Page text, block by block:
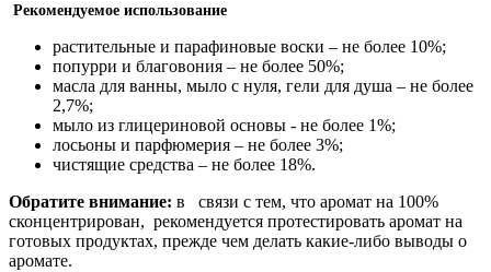
Рекомендуемое использование
растительные и парафиновые воски – не более 10%;
попурри и благовония – не более 50%;
масла для ванны, мыло с нуля, гели для душа – не более
2,7%;
мыло из глицериновой основы - не более 1%;
лосьоны и парфюмерия – не более 3%;
чистящие средства – не более 18%.
Обратите внимание: в связи с тем, что аромат на 100%
сконцентрирован, рекомендуется протестировать аромат на
готовых продуктах, прежде чем делать какие-либо выводы о
аромате.